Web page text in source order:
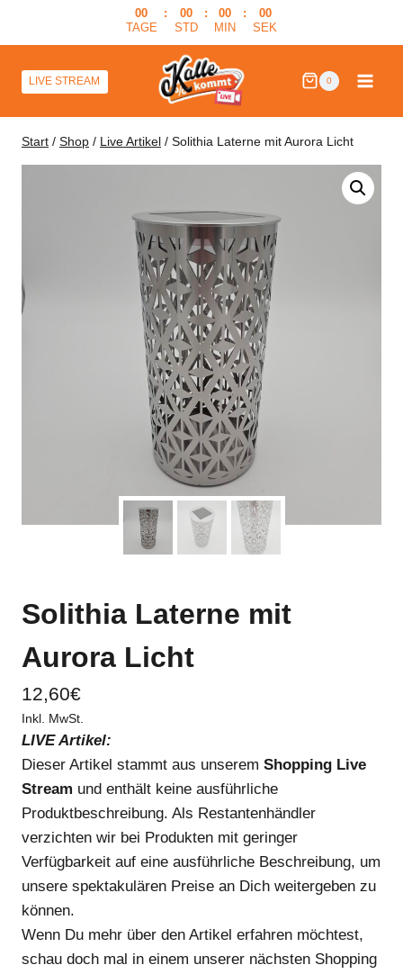
00
TAGE
:
00
STD
:
00
MIN
:
00
SEK
LIVE STREAM 0
Start / Shop / Live Artikel / Solithia Laterne mit Aurora Licht
Solithia Laterne mit
Aurora Licht
12,60€
Inkl. MwSt.
LIVE Artikel:
Dieser Artikel stammt aus unserem Shopping Live
Stream und enthält keine ausführliche
Produktbeschreibung. Als Restantenhändler
verzichten wir bei Produkten mit geringer
Verfügbarkeit auf eine ausführliche Beschreibung, um
unsere spektakulären Preise an Dich weitergeben zu
können.
Wenn Du mehr über den Artikel erfahren möchtest,
schau doch mal in einem unserer nächsten Shopping